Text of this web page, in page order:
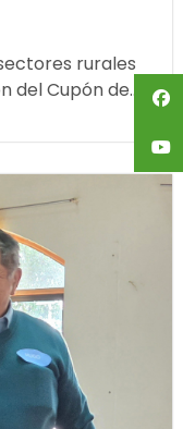
rurales
Cupón de...